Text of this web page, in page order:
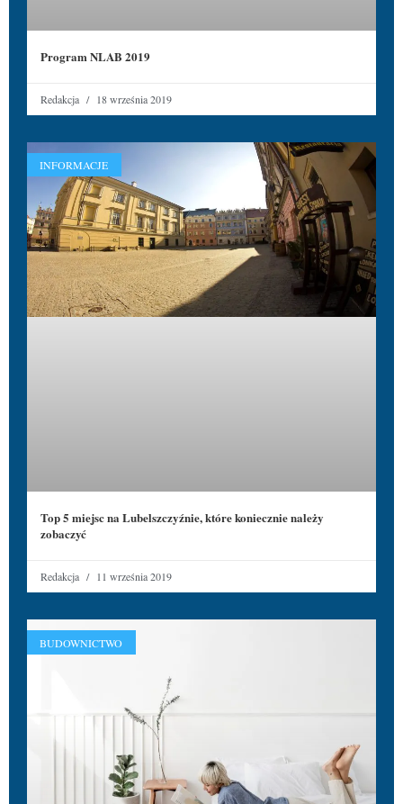
Program NLAB 2019
Redakcja 18 września 2019
INFORMACJE
Top 5 miejsc na Lubelszczyźnie, które koniecznie należy
zobaczyć
Redakcja 11 września 2019
BUDOWNICTWO